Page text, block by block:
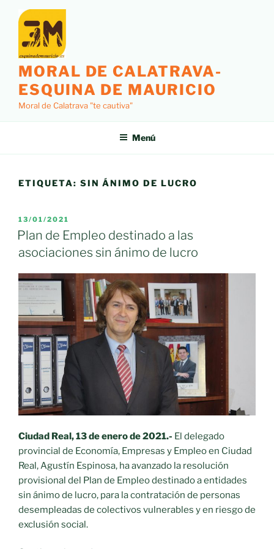
contenido
MORAL DE CALATRAVA-
ESQUINA DE MAURICIO
Moral de Calatrava "te cautiva"
Menú
ETIQUETA: SIN ÁNIMO DE LUCRO
PUBLICADO
EL
13/01/2021
Plan de Empleo destinado a las
asociaciones sin ánimo de lucro
Ciudad Real, 13 de enero de 2021.- El delegado
provincial de Economía, Empresas y Empleo en Ciudad
Real, Agustín Espinosa, ha avanzado la resolución
provisional del Plan de Empleo destinado a entidades
sin ánimo de lucro, para la contratación de personas
desempleadas de colectivos vulnerables y en riesgo de
exclusión social.